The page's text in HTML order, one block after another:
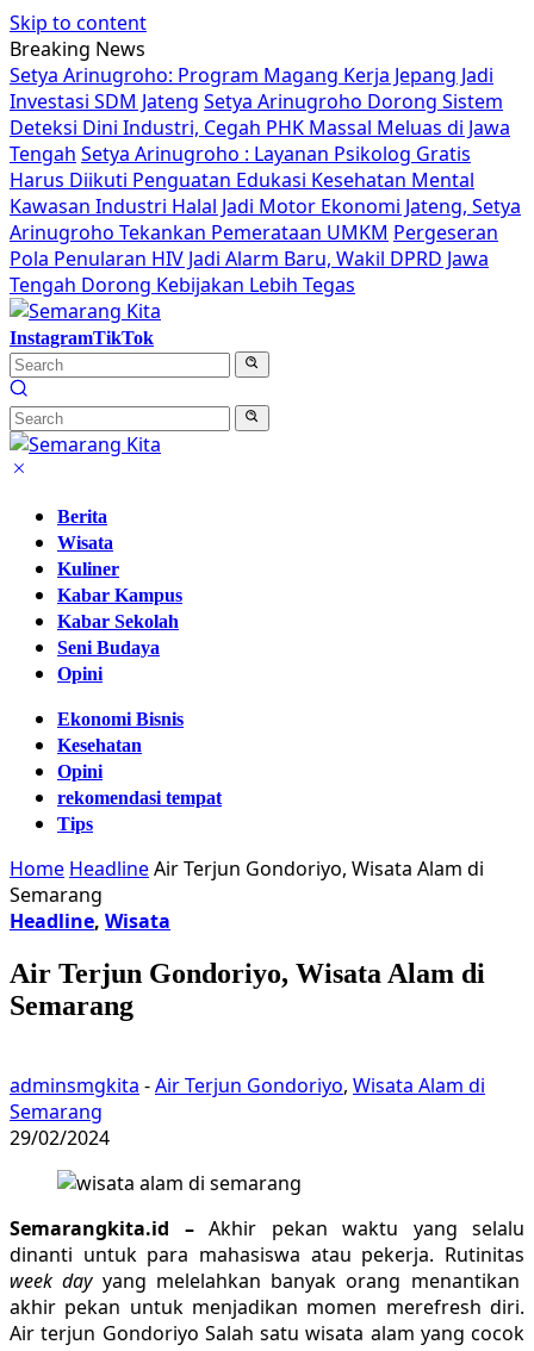
Skip to content
Breaking News
Setya Arinugroho: Program Magang Kerja Jepang Jadi
Investasi SDM Jateng Setya Arinugroho Dorong Sistem
Deteksi Dini Industri, Cegah PHK Massal Meluas di Jawa
Tengah Setya Arinugroho : Layanan Psikolog Gratis
Harus Diikuti Penguatan Edukasi Kesehatan Mental
Kawasan Industri Halal Jadi Motor Ekonomi Jateng, Setya
Arinugroho Tekankan Pemerataan UMKM Pergeseran
Pola Penularan HIV Jadi Alarm Baru, Wakil DPRD Jawa
Tengah Dorong Kebijakan Lebih Tegas
InstagramTikTok
Berita
Wisata
Kuliner
Kabar Kampus
Kabar Sekolah
Seni Budaya
Opini
Ekonomi Bisnis
Kesehatan
Opini
rekomendasi tempat
Tips
Home HeadlineAir Terjun Gondoriyo, Wisata Alam di
Semarang
Headline, Wisata
Air Terjun Gondoriyo, Wisata Alam di
Semarang
adminsmgkita -Air Terjun Gondoriyo, Wisata Alam di
Semarang
29/02/2024
Semarangkita.id – Akhir pekan waktu yang selalu
dinanti untuk para mahasiswa atau pekerja. Rutinitas
week dayyang melelahkan banyak orang menantikan
akhir pekan untuk menjadikan momen merefresh diri.
Air terjun Gondoriyo Salah satu wisata alam yang cocok